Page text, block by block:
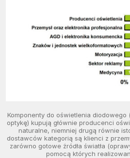
Komponenty do oświetlenia diodowego
optykę) kupują głównie producenci
naturalne, niemniej drugą równie
dostawców kategorią są klienci z
zarówno gotowe źródła światła
pomocą których